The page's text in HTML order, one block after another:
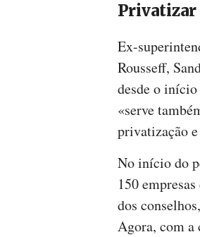
Privatizar
Ex-
Rousseff,
desde o
«serve
privatização
No início do
150
dos
Agora, com a